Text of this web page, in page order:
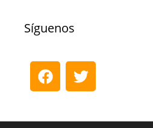
Síguenos